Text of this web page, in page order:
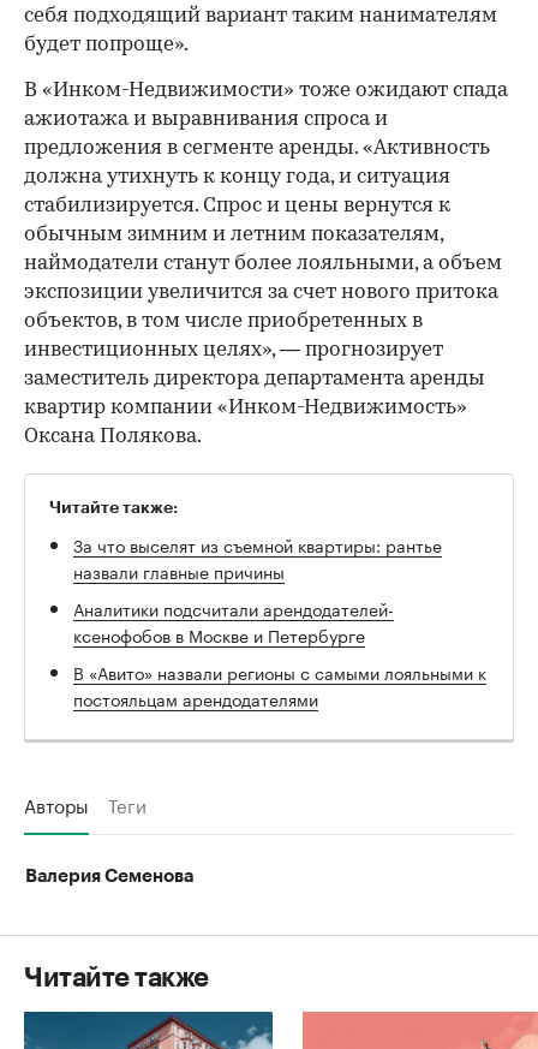
себя подходящий вариант таким нанимателям
будет попроще».
В «Инком-Недвижимости» тоже ожидают спада
ажиотажа и выравнивания спроса и
предложения в сегменте аренды. «Активность
должна утихнуть к концу года, и ситуация
стабилизируется. Спрос и цены вернутся к
обычным зимним и летним показателям,
наймодатели станут более лояльными, а объем
экспозиции увеличится за счет нового притока
объектов, в том числе приобретенных в
инвестиционных целях», — прогнозирует
заместитель директора департамента аренды
квартир компании «Инком-Недвижимость»
Оксана Полякова.
Читайте также:
За что выселят из съемной квартиры: рантье
назвали главные причины
Аналитики подсчитали арендодателей-
ксенофобов в Москве и Петербурге
В «Авито» назвали регионы с самыми лояльными к
постояльцам арендодателями
Авторы Теги
Валерия Семенова
Читайте также